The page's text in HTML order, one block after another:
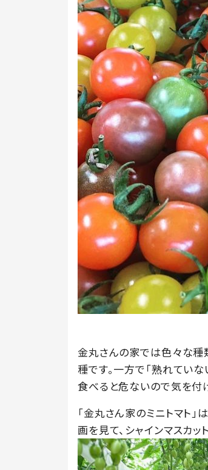
金丸さんの家では色々な種
種です。一方で「熟れてい
食べると危ないので気を付
「金丸さん家のミニトマト
画を見て、シャインマスカッ